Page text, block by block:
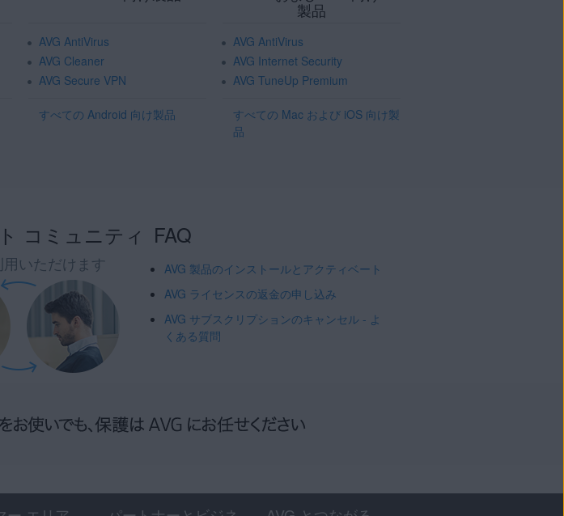
AVG AntiVirus
AVG Cleaner
AVG Secure VPN
すべての Android 向け製品
製品
AVG AntiVirus
AVG Internet Security
AVG TuneUp Premium
すべての Mac および iOS 向け製
品
コミュニティ
いただけます
FAQ
AVG 製品のインストールとアクティベート
AVG ライセンスの返金の申し込み
AVG サブスクリプションのキャンセル - よ
くある質問